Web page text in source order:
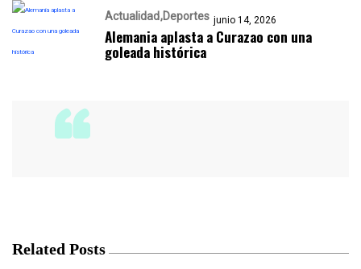
Actualidad Deportes junio 14, 2026
Alemania aplasta a Curazao con una
goleada histórica
Related Posts